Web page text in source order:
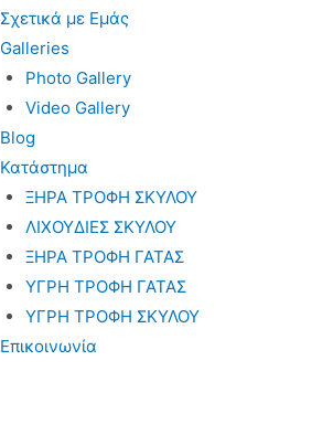
Σχετικά με Εμάς
Galleries
Photo Gallery
Video Gallery
Blog
Κατάστημα
ΞΗΡΑ ΤΡΟΦΗ ΣΚΥΛΟΥ
ΛΙΧΟΥΔΙΕΣ ΣΚΥΛΟΥ
ΞΗΡΑ ΤΡΟΦΗ ΓΑΤΑΣ
ΥΓΡΗ ΤΡΟΦΗ ΓΑΤΑΣ
ΥΓΡΗ ΤΡΟΦΗ ΣΚΥΛΟΥ
Επικοινωνία